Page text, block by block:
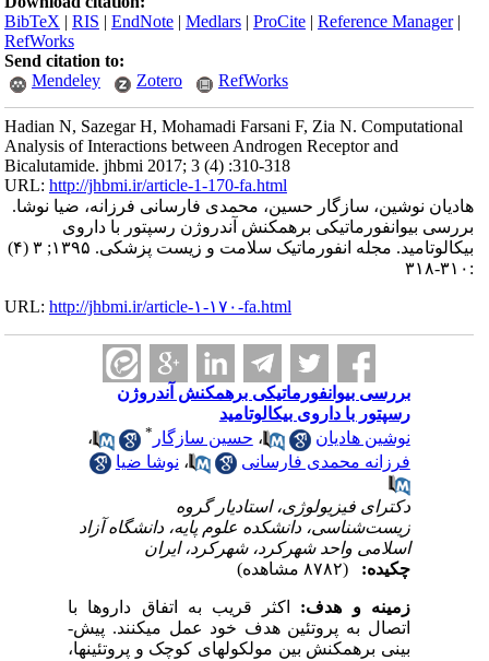
BibTeX |RIS |EndNote |Medlars |ProCite |Reference Manager
RefWorks
Send citation to:
Mendeley
Zotero RefWorks
Hadian N, Sazegar H, Mohamadi Farsani F, Zia N. Computational
Analysis of Interactions between Androgen Receptor and
Bicalutamide. jhbmi 2017; 3 (4) :310-318
URL:http://jhbmi.ir/article-1-170-fa.html
هادیان نوشین، سازگار حسین، محمدی فارسانی فرزانه، ضیا نوشا.
بررسی بیوانفورماتیکی برهمکنش آندروژن رسپتور با داروی
بیکالوتامید. مجله انفورماتیک سلامت و زیست پزشکی. ۱۳۹۵; ۳ (۴)
URL:http://jhbmi.ir/article-۱-۱۷۰-fa.html
بررسی بیوانفورماتیکی برهمکنش آندروژن
رسپتور با داروی بیکالوتامید
نوشین هادیان
،حسین سازگار*
،
فرزانه محمدی فارسانی
،نوشا ضیا
دکترای فیزیولوژی، استادیار گروه
زیست‌شناسی، دانشکده علوم پایه، دانشگاه آزاد
اسلامی واحد شهرکرد، شهرکرد، ایران
چکیده:
زمینه و هدف:اکثر قریب به اتفاق داروها با
اتصال به پروتئین هدف خود عمل می‏کنند. پیش­
بینی برهمکنش­ بین مولکول‏های کوچک و پروتئین­ها،